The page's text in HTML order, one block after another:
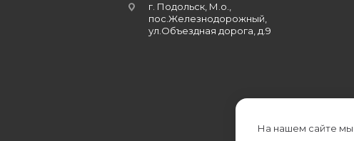
г. Подольск, М.о.,
пос.Железнодорожный,
ул.Объездная дорога, д.9
На нашем сайте